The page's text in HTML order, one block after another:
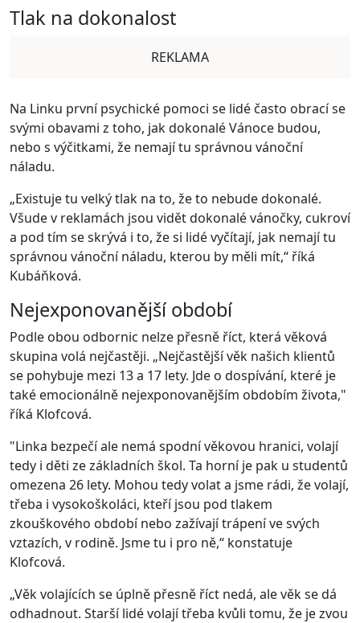
Tlak na dokonalost
REKLAMA
Na Linku první psychické pomoci se lidé často obrací se
svými obavami z toho, jak dokonalé Vánoce budou,
nebo s výčitkami, že nemají tu správnou vánoční
náladu.
„Existuje tu velký tlak na to, že to nebude dokonalé.
Všude v reklamách jsou vidět dokonalé vánočky, cukroví
a pod tím se skrývá i to, že si lidé vyčítají, jak nemají tu
správnou vánoční náladu, kterou by měli mít,“ říká
Kubáňková.
Nejexponovanější období
Podle obou odbornic nelze přesně říct, která věková
skupina volá nejčastěji. „Nejčastější věk našich klientů
se pohybuje mezi 13 a 17 lety. Jde o dospívání, které je
také emocionálně nejexponovanějším obdobím života,"
říká Klofcová.
"Linka bezpečí ale nemá spodní věkovou hranici, volají
tedy i děti ze základních škol. Ta horní je pak u studentů
omezena 26 lety. Mohou tedy volat a jsme rádi, že volají,
třeba i vysokoškoláci, kteří jsou pod tlakem
zkouškového období nebo zažívají trápení ve svých
vztazích, v rodině. Jsme tu i pro ně,“ konstatuje
Klofcová.
„Věk volajících se úplně přesně říct nedá, ale věk se dá
odhadnout. Starší lidé volají třeba kvůli tomu, že je zvou